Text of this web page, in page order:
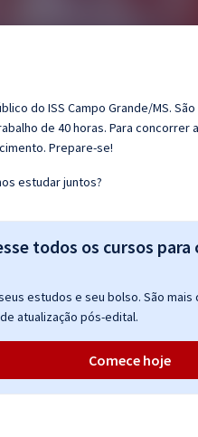
do ISS Campo Grande/MS.
de 40 horas. Para
Prepare-se!
estudar juntos?
todos os cursos
estudos e seu bolso. São
atualização pós-edital.
Comece hoje